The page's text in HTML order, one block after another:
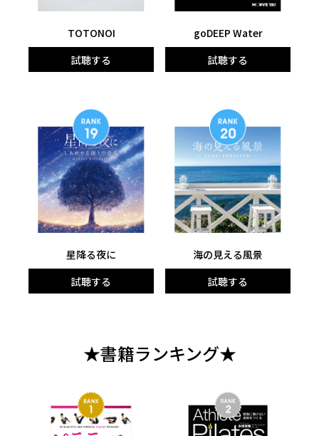
TOTONOI
試聴する
goDEEP Water
試聴する
星降る夜に
試聴する
海の見える風景
試聴する
★書籍ランキング★